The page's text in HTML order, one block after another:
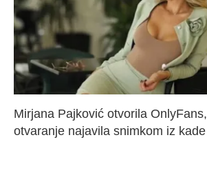
Mirjana Pajković otvorila OnlyFans,
otvaranje najavila snimkom iz kade